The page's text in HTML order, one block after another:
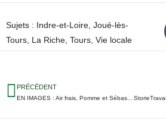
Sujets : Indre-et-Loire Joué-lès-
Tours La Riche Tours Vie locale
PRÉCÉDENT